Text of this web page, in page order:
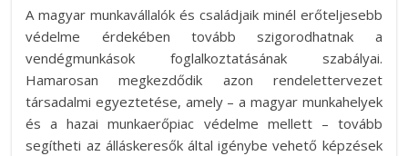
A magyar munkavállalók és családjaik minél erőteljesebb
védelme érdekében tovább szigorodhatnak a
vendégmunkások foglalkoztatásának szabályai.
Hamarosan megkezdődik azon rendelettervezet
társadalmi egyeztetése, amely – a magyar munkahelyek
és a hazai munkaerőpiac védelme mellett – tovább
segítheti az álláskeresők által igénybe vehető képzések